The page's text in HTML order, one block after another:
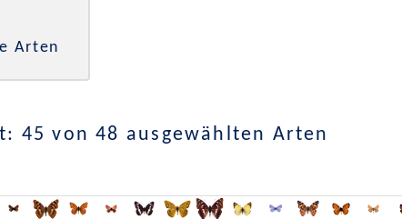
Arten
45 von 48 ausgewählten Arten